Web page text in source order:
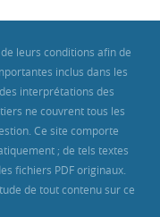
leurs conditions afin de
inclus dans les
interprétations des
ne couvrent tous les
Ce site comporte
; de tels textes
fichiers PDF originaux.
de tout contenu sur ce